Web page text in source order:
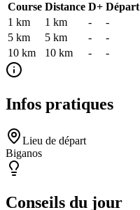
Course Distance D+ Départ
1 km
1 km - -
5 km
5 km - -
10 km
10 km - -
Infos pratiques
Lieu de départ
Biganos
Conseils du jour